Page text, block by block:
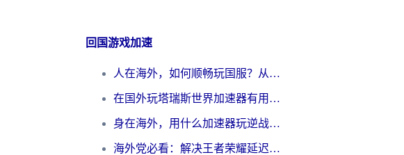
回国游戏加速
人在海外，如何顺畅玩国服？从《王者荣耀》到《云图计划》的加速器终极指南
在国外玩塔瑞斯世界加速器有用吗？海外玩家亲测后的真实答案
身在海外，用什么加速器玩逆战才能告别延迟？
海外党必看：解决王者荣耀延迟的加速器终极指南——从EVE到猫和老鼠，一个工具全搞定